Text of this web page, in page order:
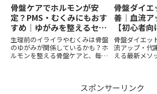
骨盤ケアでホルモンが安
定？PMS・むくみにもおす
すめ｜ゆがみを整えるセル
フケア実践法
生理前のイライラやむくみは骨盤
のゆがみが関係しているかも？ホ
ルモンを整える骨盤ケアと、毎日
骨盤ダイ
善｜血流ア
【初心者
骨盤ダイエッ
流アップ・代
える最新メソ
スポンサーリンク